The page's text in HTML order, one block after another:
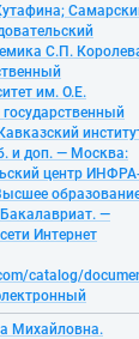
С.П.
им. О.Е.
и доп. — Москва:
центр
—
Интернет
catalog/
Михайловна.